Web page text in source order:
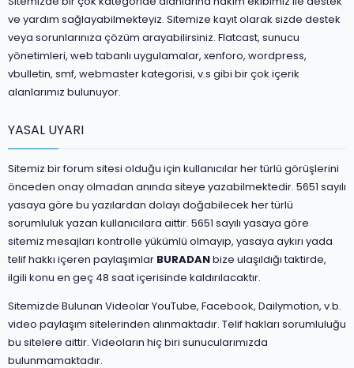
ve yardım sağlayabilmekteyiz. Sitemize kayıt olarak sizde destek
veya sorunlarınıza çözüm arayabilirsiniz. Flatcast, sunucu
yönetimleri, web tabanlı uygulamalar, xenforo, wordpress,
vbulletin, smf, webmaster kategorisi, v.s gibi bir çok içerik
alanlarımız bulunuyor.
YASAL UYARI
Sitemiz bir forum sitesi olduğu için kullanıcılar her türlü görüşlerini
önceden onay olmadan anında siteye yazabilmektedir. 5651 sayılı
yasaya göre bu yazılardan dolayı doğabilecek her türlü
sorumluluk yazan kullanıcılara aittir. 5651 sayılı yasaya göre
sitemiz mesajları kontrolle yükümlü olmayıp, yasaya aykırı yada
telif hakkı içeren paylaşımlar BURADANbize ulaşıldığı taktirde,
ilgili konu en geç 48 saat içerisinde kaldırılacaktır.
Sitemizde Bulunan Videolar YouTube, Facebook, Dailymotion, v.b.
video paylaşım sitelerinden alınmaktadır. Telif hakları sorumluluğu
bu sitelere aittir. Videoların hiç biri sunucularımızda
bulunmamaktadır.